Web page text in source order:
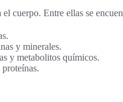
cuerpo. Entre ellas se
y minerales.
y metabolitos químicos.